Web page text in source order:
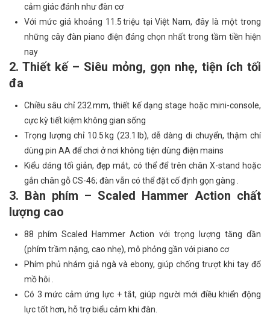
cảm giác đánh như đàn cơ
Với mức giá khoảng 11.5 triệu tại Việt Nam, đây là một trong
những cây đàn piano điện đáng chọn nhất trong tầm tiền hiện
nay
2. Thiết kế – Siêu mỏng, gọn nhẹ, tiện ích tối
đa
Chiều sâu chỉ 232 mm, thiết kế dạng stage hoặc mini-console,
cực kỳ tiết kiệm không gian sống
Trọng lượng chỉ 10.5 kg (23.1 lb), dễ dàng di chuyển, thậm chí
dùng pin AA để chơi ở nơi không tiện dùng điện mains
Kiểu dáng tối giản, đẹp mắt, có thể để trên chân X-stand hoặc
gắn chân gỗ CS-46; đàn vẫn có thể đặt cố định gọn gàng .
3. Bàn phím – Scaled Hammer Action chất
lượng cao
88 phím Scaled Hammer Action với trọng lượng tăng dần
(phím trầm nặng, cao nhẹ), mô phỏng gần với piano cơ
Phím phủ nhám giả ngà và ebony, giúp chống trượt khi tay đổ
mồ hôi .
Có 3 mức cảm ứng lực + tắt, giúp người mới điều khiển động
lực tốt hơn, hỗ trợ biểu cảm khi đàn.